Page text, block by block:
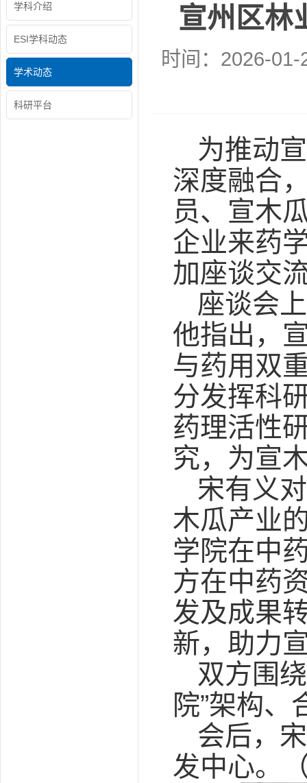
学科介绍
ESI学科动态
学术动态
科研平台
宣州区林
时间：2026-01-
为推动
深度融合
员、宣木
企业来药
加座谈交
座谈会
他指出，
与药用双
分发挥科
药理活性
究，为宣
宋有义
木瓜产业
学院在中
方在中药
发及成果
新，助力
双方围
院”架构
会后，
发中心。